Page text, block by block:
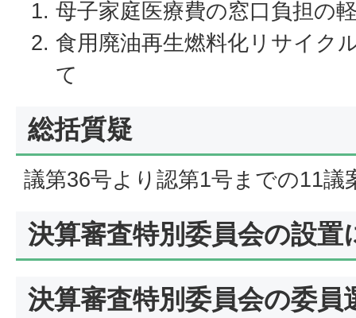
母子家庭医療費の窓口負担の
食用廃油再生燃料化リサイク
て
総括質疑
議第36号より認第1号までの11議
決算審査特別委員会の設置
決算審査特別委員会の委員